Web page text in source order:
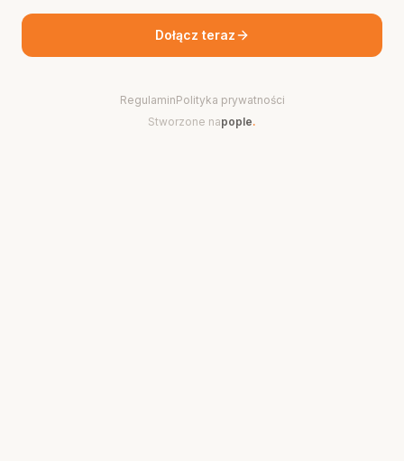
Dołącz teraz
RegulaminPolityka prywatności
Stworzone napople.